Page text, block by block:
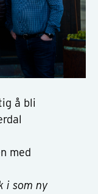
å bli
med
i som ny